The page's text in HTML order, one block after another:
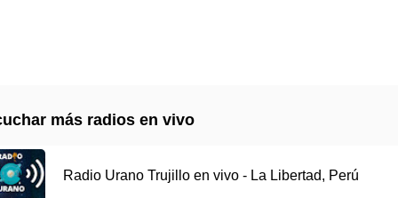
más radios en vivo
Radio Urano Trujillo en vivo - La Libertad, Perú